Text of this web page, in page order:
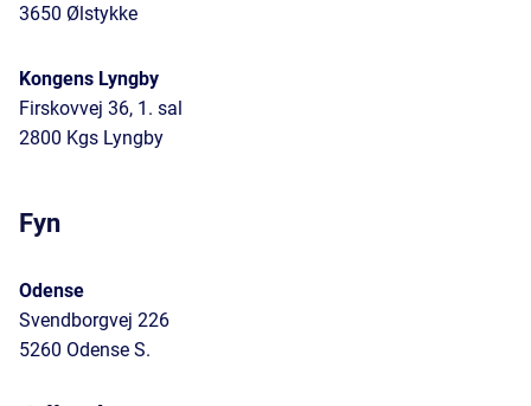
3650 Ølstykke
Kongens Lyngby
Firskovvej 36, 1. sal
2800 Kgs Lyngby
Fyn
Odense
Svendborgvej 226
5260 Odense S.